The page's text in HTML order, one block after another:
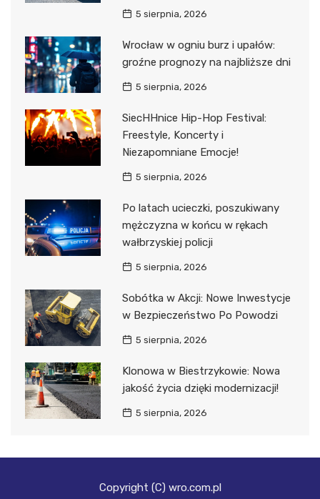
5 sierpnia, 2026
Wrocław w ogniu burz i upałów:
groźne prognozy na najbliższe dni
5 sierpnia, 2026
SiecHHnice Hip-Hop Festival:
Freestyle, Koncerty i
Niezapomniane Emocje!
5 sierpnia, 2026
Po latach ucieczki, poszukiwany
mężczyzna w końcu w rękach
wałbrzyskiej policji
5 sierpnia, 2026
Sobótka w Akcji: Nowe Inwestycje
w Bezpieczeństwo Po Powodzi
5 sierpnia, 2026
Klonowa w Biestrzykowie: Nowa
jakość życia dzięki modernizacji!
5 sierpnia, 2026
Copyright (C) wro.com.pl